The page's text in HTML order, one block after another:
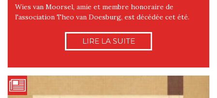
Wies van Moorsel, amie et membre honoraire de
l'association Theo van Doesburg, est décédée cet été.
LIRE LA SUITE